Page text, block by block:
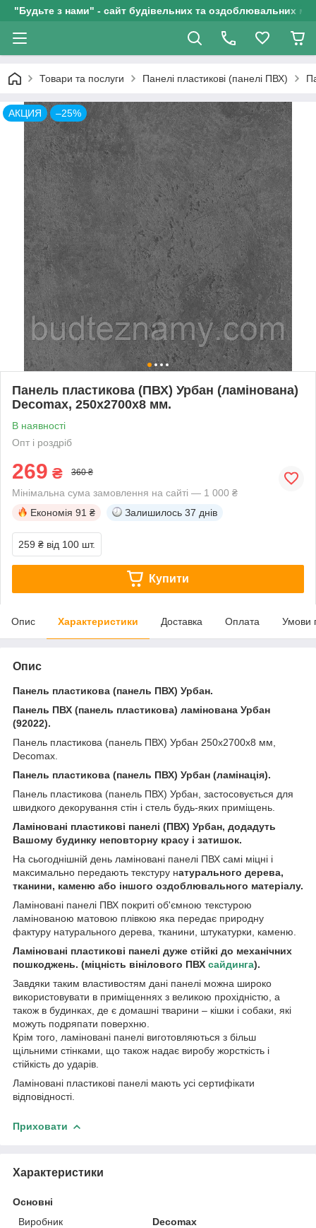
"Будьте з нами" - сайт будівельних та оздоблювальних
Товари та послуги Панелі пластикові (панелі ПВХ)
АКЦИЯ –25%
Панель пластикова (ПВХ) Урбан (ламінована)
Decomax, 250х2700х8 мм.
В наявності
Опт і роздріб
269 ₴ 360 ₴
Мінімальна сума замовлення на сайті — 1 000 ₴
Економія 91 ₴ Залишилось 37 днів
259 ₴ від 100 шт.
Купити
Опис Характеристики Доставка Оплата Умови
Опис
Панель пластикова (панель ПВХ) Урбан.
Панель ПВХ (панель пластикова) ламінована Урбан
(92022).
Панель пластикова (панель ПВХ) Урбан 250х2700х8 мм,
Decomax.
Панель пластикова (панель ПВХ) Урбан (ламінація).
Панель пластикова (панель ПВХ) Урбан, застосовується для
швидкого декорування стін і стель будь-яких приміщень.
Ламіновані пластикові панелі (ПВХ) Урбан, додадуть
Вашому будинку неповторну красу і затишок.
На сьогоднішній день ламіновані панелі ПВХ самі міцні і
максимально передають текстуру натурального дерева,
тканини, каменю або іншого оздоблювального матеріалу.
Ламіновані панелі ПВХ покриті об'ємною текстурою
ламінованою матовою плівкою яка передає природну
фактуру натурального дерева, тканини, штукатурки, каменю.
Ламіновані пластикові панелі дуже стійкі до механічних
пошкоджень. (міцність вінілового ПВХ сайдинга).
Завдяки таким властивостям дані панелі можна широко
використовувати в приміщеннях з великою прохідністю, а
також в будинках, де є домашні тварини – кішки і собаки, які
можуть подряпати поверхню.
Крім того, ламіновані панелі виготовляються з більш
щільними стінками, що також надає виробу жорсткість і
стійкість до ударів.
Ламіновані пластикові панелі мають усі сертифікати
відповідності.
Приховати
Характеристики
Основні
Виробник
Decomax